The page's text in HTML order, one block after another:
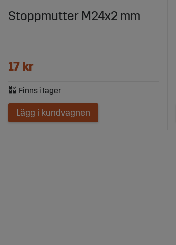
Stoppmutter M24x2 mm
17 kr
Lägg i kundvagnen